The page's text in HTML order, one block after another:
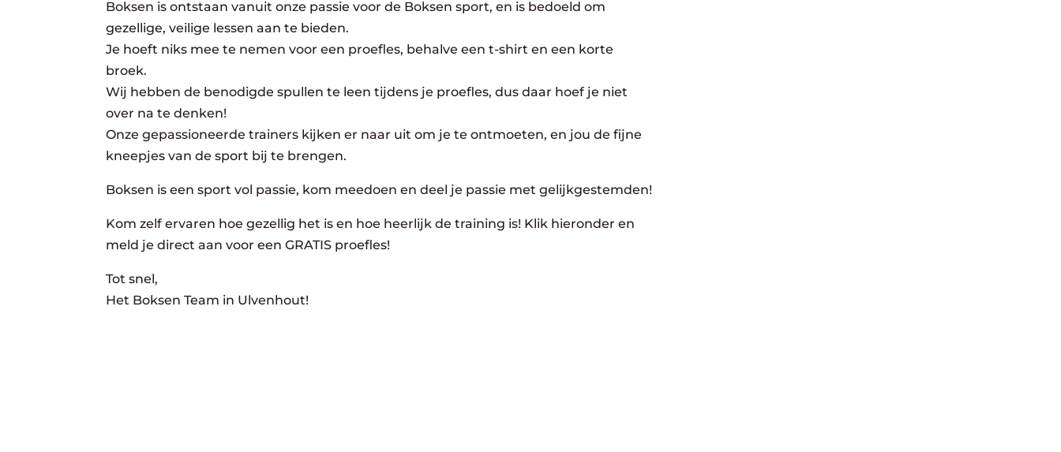
Boksen is ontstaan vanuit onze passie voor de Boksen sport, en is bedoeld om
gezellige, veilige lessen aan te bieden.
Je hoeft niks mee te nemen voor een proefles, behalve een t-shirt en een korte
broek.
Wij hebben de benodigde spullen te leen tijdens je proefles, dus daar hoef je niet
over na te denken!
Onze gepassioneerde trainers kijken er naar uit om je te ontmoeten, en jou de fijne
kneepjes van de sport bij te brengen.
Boksen is een sport vol passie, kom meedoen en deel je passie met gelijkgestemden!
Kom zelf ervaren hoe gezellig het is en hoe heerlijk de training is! Klik hieronder en
meld je direct aan voor een GRATIS proefles!
Tot snel,
Het Boksen Team in Ulvenhout!